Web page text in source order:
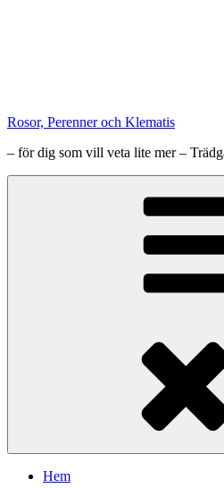
Rosor, Perenner och Klematis
– för dig som vill veta lite mer –
Hem